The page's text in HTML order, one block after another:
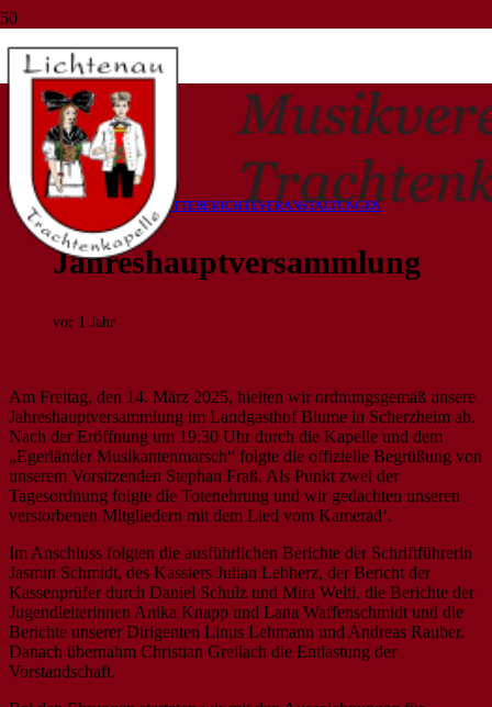
Blog
Allgemein
Jahreshauptversammlung
AUFTRITTEBERICHTEVERANSTALTUNGEN
Jahreshauptversammlung
vor 1 Jahr
Am Freitag, den 14. März 2025, hielten wir ordnungsgemäß unsere
Jahreshauptversammlung im Landgasthof Blume in Scherzheim ab.
Nach der Eröffnung um 19:30 Uhr durch die Kapelle und dem
„Egerländer Musikantenmarsch“ folgte die offizielle Begrüßung von
unserem Vorsitzenden Stephan Fraß. Als Punkt zwei der
Tagesordnung folgte die Totenehrung und wir gedachten unseren
verstorbenen Mitgliedern mit dem Lied vom Kamerad‘.
Im Anschluss folgten die ausführlichen Berichte der Schriftführerin
Jasmin Schmidt, des Kassiers Julian Lebherz, der Bericht der
Kassenprüfer durch Daniel Schulz und Mira Welti, die Berichte der
Jugendleiterinnen Anika Knapp und Lana Waffenschmidt und die
Berichte unserer Dirigenten Linus Lehmann und Andreas Rauber.
Danach übernahm Christian Greilach die Entlastung der
Vorstandschaft.